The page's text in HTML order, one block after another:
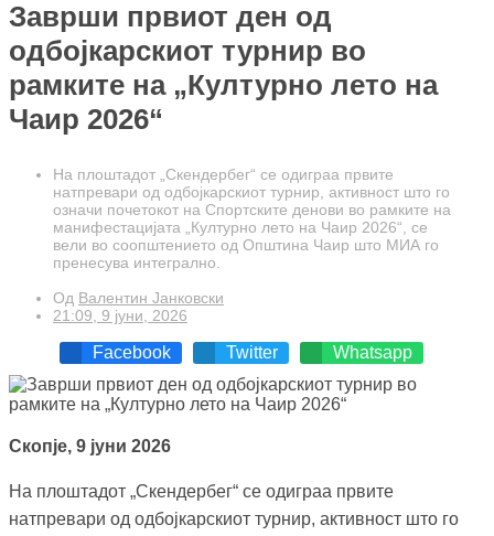
Заврши првиот ден од
одбојкарскиот турнир во
рамките на „Културно лето на
Чаир 2026“
На плоштадот „Скендербег“ се одиграа првите
натпревари од одбојкарскиот турнир, активност што го
означи почетокот на Спортските денови во рамките на
манифестацијата „Културно лето на Чаир 2026“, се
вели во соопштението од Општина Чаир што МИА го
пренесува интегрално.
Од Валентин Јанковски
21:09, 9 јуни, 2026
Facebook Twitter Whatsapp
Скопје, 9 јуни 2026
На плоштадот „Скендербег“ се одиграа првите
натпревари од одбојкарскиот турнир, активност што го